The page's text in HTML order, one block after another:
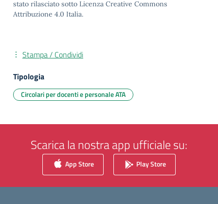
stato rilasciato sotto Licenza Creative Commons
Attribuzione 4.0 Italia.
Stampa / Condividi
Tipologia
Circolari per docenti e personale ATA
Scarica la nostra app ufficiale su:
App Store Play Store